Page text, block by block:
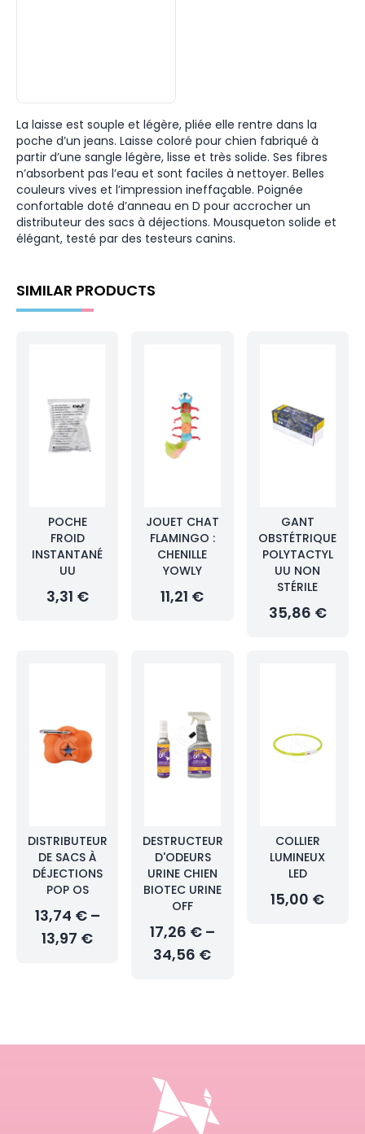
La laisse est souple et légère, pliée elle rentre dans la
poche d’un jeans. Laisse coloré pour chien fabriqué à
partir d’une sangle légère, lisse et très solide. Ses fibres
n’absorbent pas l’eau et sont faciles à nettoyer. Belles
couleurs vives et l’impression ineffaçable. Poignée
confortable doté d’anneau en D pour accrocher un
distributeur des sacs à déjections. Mousqueton solide et
élégant, testé par des testeurs canins.
SIMILAR PRODUCTS
POCHE
FROID
INSTANTANÉ
UU
3,31 €
JOUET CHAT
FLAMINGO :
CHENILLE
YOWLY
11,21 €
GANT
OBSTÉTRIQUE
POLYTACTYL
UU NON
STÉRILE
35,86 €
DISTRIBUTEUR
DE SACS À
DÉJECTIONS
POP OS
13,74 € –
13,97 €
DESTRUCTEUR
D'ODEURS
URINE CHIEN
BIOTEC URINE
OFF
17,26 € –
34,56 €
COLLIER
LUMINEUX
LED
15,00 €